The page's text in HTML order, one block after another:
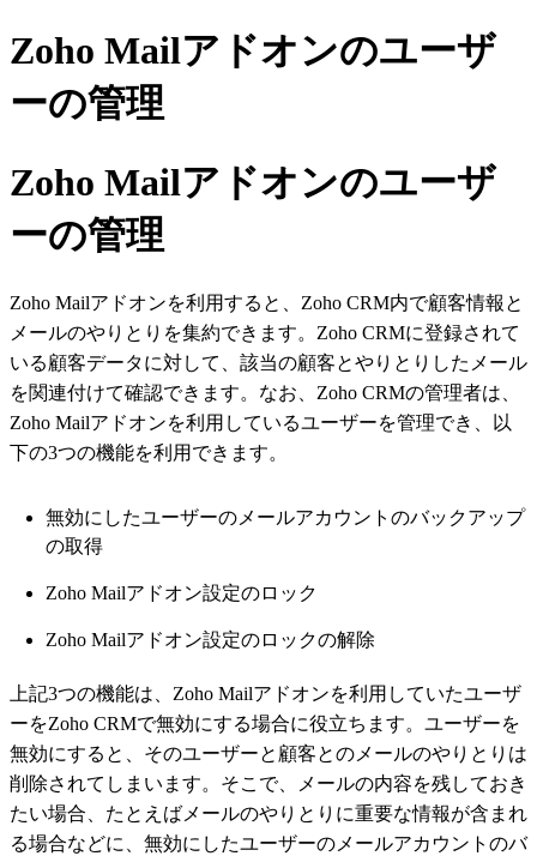
Zoho Mailアドオンのユーザ
ーの管理
Zoho Mailアドオンのユーザ
ーの管理
Zoho Mailアドオンを利用すると、Zoho CRM内で顧客情報と
メールのやりとりを集約できます。Zoho CRMに登録されて
いる顧客データに対して、該当の顧客とやりとりしたメール
を関連付けて確認できます。なお、Zoho CRMの管理者は、
Zoho Mailアドオンを利用しているユーザーを管理でき、以
下の3つの機能を利用できます。
無効にしたユーザーのメールアカウントのバックアップ
の取得
Zoho Mailアドオン設定のロック
Zoho Mailアドオン設定のロックの解除
上記3つの機能は、Zoho Mailアドオンを利用していたユーザ
ーをZoho CRMで無効にする場合に役立ちます。ユーザーを
無効にすると、そのユーザーと顧客とのメールのやりとりは
削除されてしまいます。そこで、メールの内容を残しておき
たい場合、たとえばメールのやりとりに重要な情報が含まれ
る場合などに、無効にしたユーザーのメールアカウントのバ